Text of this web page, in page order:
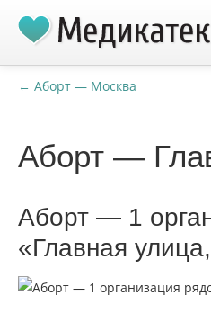
← Аборт — Москва
Аборт —
Аборт — 1
«Главная